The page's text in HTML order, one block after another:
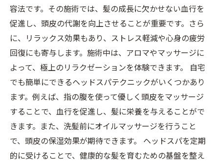
容法です。その施術では、髪の成長に欠かせない血行を
促進し、頭皮の代謝を向上させることが重要です。さら
に、リラックス効果もあり、ストレス軽減や心身の疲労
回復にも寄与します。施術中は、アロマやマッサージに
よって、極上のリラクゼーションを体験できます。 自宅
でも簡単にできるヘッドスパテクニックがいくつかあり
ます。例えば、指の腹を使って優しく頭皮をマッサージ
することで、血行を促進し、髪に栄養を与えることがで
きます。また、洗髪前にオイルマッサージを行うこと
で、頭皮の保湿効果が期待できます。 ヘッドスパを定期
的に受けることで、健康的な髪を育むための基盤を整え